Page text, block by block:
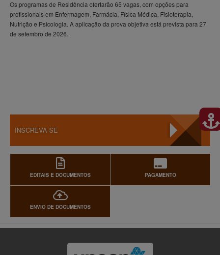
Os programas de Residência ofertarão 65 vagas, com opções para
profissionais em Enfermagem, Farmácia, Física Médica, Fisioterapia,
Nutrição e Psicologia. A aplicação da prova objetiva está prevista para 27
de setembro de 2026.
INSCREVA-SE
EDITAIS E DOCUMENTOS PAGAMENTO
ENVIO DE DOCUMENTOS